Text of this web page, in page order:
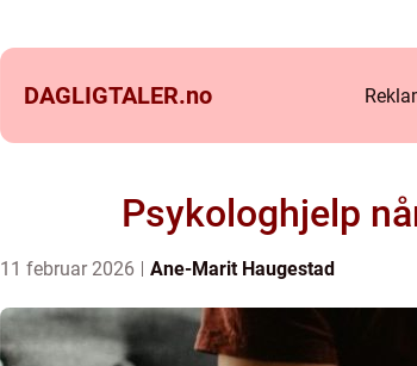
DAGLIGTALER.no
Psykologhjelp
11 februar 2026 Ane-Marit Haugestad